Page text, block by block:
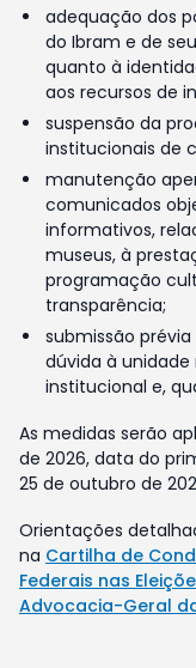
adequação dos
do Ibram e de
quanto à
aos recursos de
suspensão da
institucionais de
manutenção
comunicados
informativos,
museus, à
programação
transparência;
submissão
dúvida à
institucional e,
As medidas serão
de 2026, data do
25 de outubro de
Orientações
na Cartilha de
Federais nas
Advocacia-Geral